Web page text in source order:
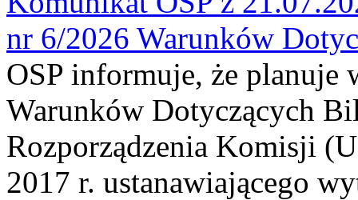
nr 6/2026 Warunków
OSP informuje, że planuje
Warunków Dotyczących
Rozporządzenia Komisji
2017 r. ustanawiającego